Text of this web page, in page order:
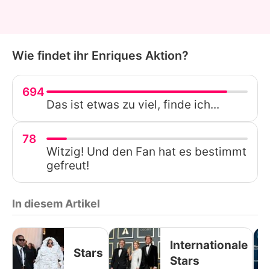
Wie findet ihr Enriques Aktion?
694
Das ist etwas zu viel, finde ich...
78
Witzig! Und den Fan hat es bestimmt
gefreut!
In diesem Artikel
Stars
Internationale
Stars